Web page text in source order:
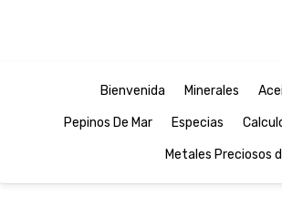
Bienvenida Minerales
Pepinos De Mar Especias
Metales Preciosos